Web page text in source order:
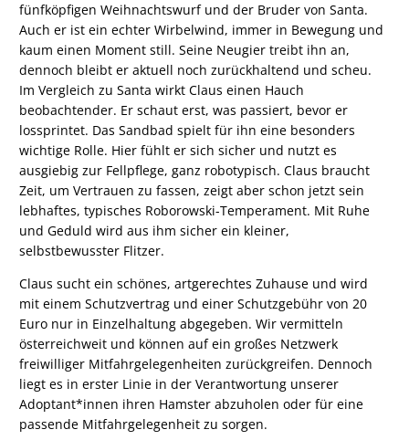
fünfköpfigen Weihnachtswurf und der Bruder von Santa.
Auch er ist ein echter Wirbelwind, immer in Bewegung und
kaum einen Moment still. Seine Neugier treibt ihn an,
dennoch bleibt er aktuell noch zurückhaltend und scheu.
Im Vergleich zu Santa wirkt Claus einen Hauch
beobachtender. Er schaut erst, was passiert, bevor er
lossprintet. Das Sandbad spielt für ihn eine besonders
wichtige Rolle. Hier fühlt er sich sicher und nutzt es
ausgiebig zur Fellpflege, ganz robotypisch. Claus braucht
Zeit, um Vertrauen zu fassen, zeigt aber schon jetzt sein
lebhaftes, typisches Roborowski-Temperament. Mit Ruhe
und Geduld wird aus ihm sicher ein kleiner,
selbstbewusster Flitzer.
Claus sucht ein schönes, artgerechtes Zuhause und wird
mit einem Schutzvertrag und einer Schutzgebühr von 20
Euro nur in Einzelhaltung abgegeben. Wir vermitteln
österreichweit und können auf ein großes Netzwerk
freiwilliger Mitfahrgelegenheiten zurückgreifen. Dennoch
liegt es in erster Linie in der Verantwortung unserer
Adoptant*innen ihren Hamster abzuholen oder für eine
passende Mitfahrgelegenheit zu sorgen.